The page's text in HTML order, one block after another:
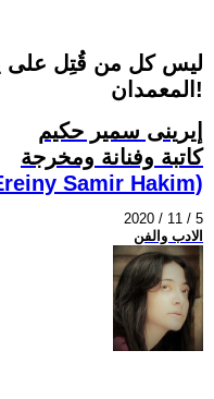
ليس كل من قُتِل على
المعمدان!
إيرينى سمير حكيم
كاتبة وفنانة ومخرجة
Samir Hakim)
2020 / 11 / 5
الادب والفن